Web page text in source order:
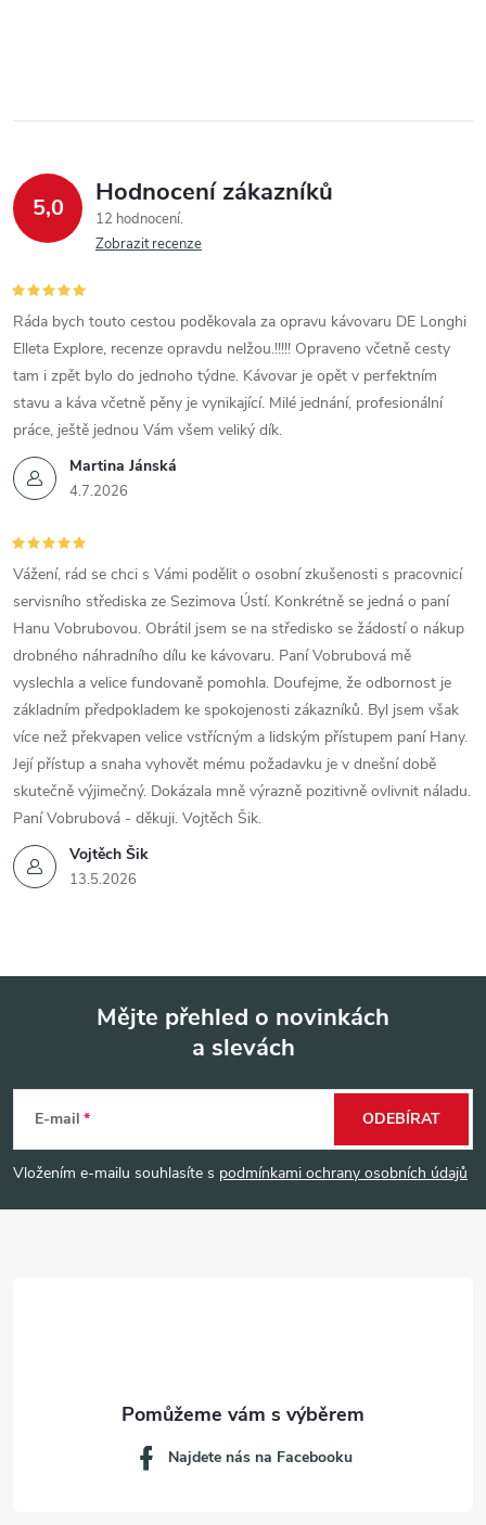
5,0 Hodnocení zákazníků
12 hodnocení
Zobrazit recenze
Martina Jánská
4.7.2026
Ráda bych touto cestou poděkovala za opravu kávovaru DE Longhi
Elleta Explore, recenze opravdu nelžou.!!!!! Opraveno včetně cesty
tam i zpět bylo do jednoho týdne. Kávovar je opět v perfektním
stavu a káva včetně pěny je vynikající. Milé jednání, profesionální
práce, ještě jednou Vám všem veliký dík.
Vojtěch Šik
13.5.2026
Vážení, rád se chci s Vámi podělit o osobní zkušenosti s pracovnicí
servisního střediska ze Sezimova Ústí. Konkrétně se jedná o paní
Hanu Vobrubovou. Obrátil jsem se na středisko se žádostí o nákup
drobného náhradního dílu ke kávovaru. Paní Vobrubová mě
vyslechla a velice fundovaně pomohla. Doufejme, že odbornost je
základním předpokladem ke spokojenosti zákazníků. Byl jsem však
více než překvapen velice vstřícným a lidským přístupem paní Hany.
Její přístup a snaha vyhovět mému požadavku je v dnešní době
skutečně výjimečný. Dokázala mně výrazně pozitivně ovlivnit náladu.
Paní Vobrubová - děkuji. Vojtěch Šik.
p
a
Mějte přehled o novinkách
a slevách
E-mail
Vložením e-mailu souhlasíte s podmínkami ochrany osobních údajů
ODEBÍRAT
Najdete nás na Facebooku